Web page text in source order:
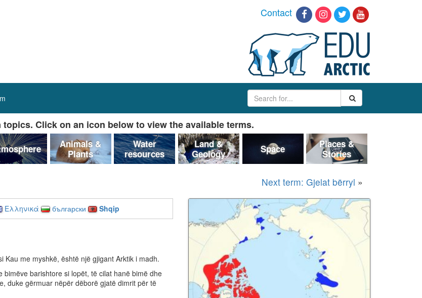
Contact
Click on an icon below to view the available terms.
Animals &
Plants
Water
resources
Land &
Geology
Space
Places &
Stories
Next term: Gjelat bërryl »
Ελληνικά български Shqip
me myshkë, është një gjigant Arktik i madh.
barishtore si lopët, të cilat hanë bimë dhe
duke gërmuar nëpër dëborë gjatë dimrit për të